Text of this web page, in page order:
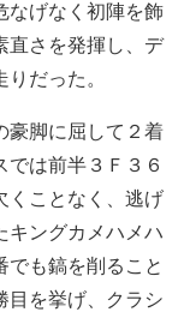
なげなく初陣を飾
直さを発揮し、デ
だった。
豪脚に屈して２着
では前半３Ｆ３６
くことなく、逃げ
キングカメハメハ
でも鎬を削ること
目を挙げ、クラシ